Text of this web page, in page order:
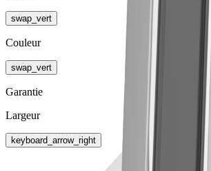
swap_vert
Couleur
swap_vert
Garantie
Largeur
keyboard_arrow_right